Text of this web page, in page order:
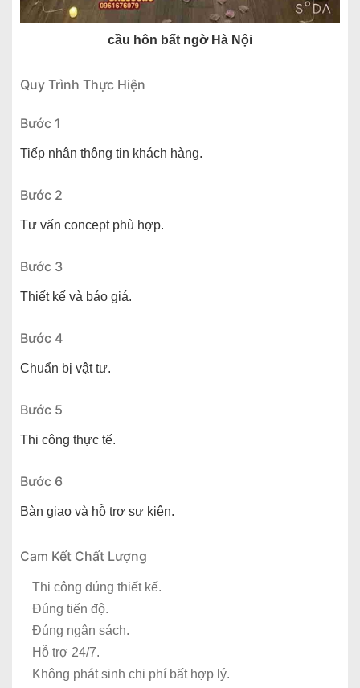
cầu hôn bất ngờ Hà Nội
Quy Trình Thực Hiện
Bước 1
Tiếp nhận thông tin khách hàng.
Bước 2
Tư vấn concept phù hợp.
Bước 3
Thiết kế và báo giá.
Bước 4
Chuẩn bị vật tư.
Bước 5
Thi công thực tế.
Bước 6
Bàn giao và hỗ trợ sự kiện.
Cam Kết Chất Lượng
Thi công đúng thiết kế.
Đúng tiến độ.
Đúng ngân sách.
Hỗ trợ 24/7.
Không phát sinh chi phí bất hợp lý.